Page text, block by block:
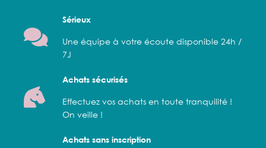
Sérieux
Une équipe à votre écoute disponible 24h /
7J
Achats sécurisés
Effectuez vos achats en toute tranquilité !
On veille !
Achats sans inscription